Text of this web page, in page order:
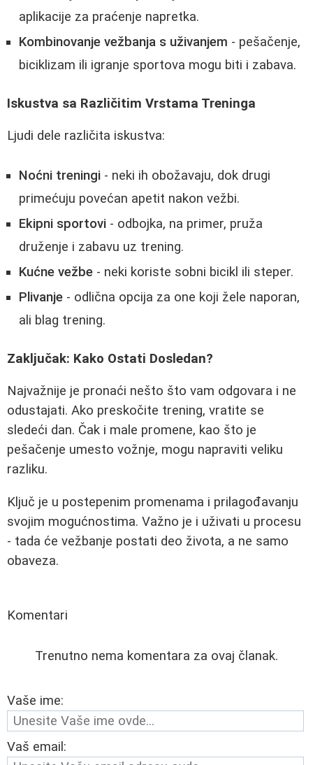
aplikacije za praćenje napretka.
Kombinovanje vežbanja s uživanjem - pešačenje,
biciklizam ili igranje sportova mogu biti i zabava.
Iskustva sa Različitim Vrstama Treninga
Ljudi dele različita iskustva:
Noćni treningi - neki ih obožavaju, dok drugi
primećuju povećan apetit nakon vežbi.
Ekipni sportovi - odbojka, na primer, pruža
druženje i zabavu uz trening.
Kućne vežbe - neki koriste sobni bicikl ili steper.
Plivanje - odlična opcija za one koji žele naporan,
ali blag trening.
Zaključak: Kako Ostati Dosledan?
Najvažnije je pronaći nešto što vam odgovara i ne
odustajati. Ako preskočite trening, vratite se
sledeći dan. Čak i male promene, kao što je
pešačenje umesto vožnje, mogu napraviti veliku
razliku.
Ključ je u postepenim promenama i prilagođavanju
svojim mogućnostima. Važno je i uživati u procesu
- tada će vežbanje postati deo života, a ne samo
obaveza.
Komentari
Trenutno nema komentara za ovaj članak.
Vaše ime:
Vaš email: